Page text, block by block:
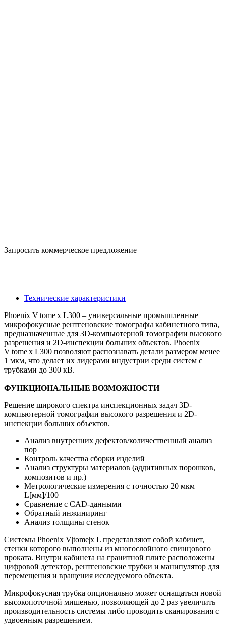
Запросить коммерческое предложение
Технические характеристики
Phoenix V|tome|x L300 – универсальные промышленные
микрофокусные рентгеновские томографы кабинетного типа,
предназначенные для 3D-компьютерной томографии высокого
разрешения и 2D-инспекции больших объектов. Phoenix
V|tome|x L300 позволяют распознавать детали размером менее
1 мкм, что делает их лидерами индустрии среди систем с
трубками до 300 кВ.
ФУНКЦИОНАЛЬНЫЕ ВОЗМОЖНОСТИ
Решение широкого спектра инспекционных задач 3D-
компьютерной томографии высокого разрешения и 2D-
инспекции больших объектов.
Анализ внутренних дефектов/количественный анализ
пор
Контроль качества сборки изделий
Анализ структуры материалов (аддитивных порошков,
композитов и пр.)
Метрологические измерения с точностью 20 мкм +
L[мм]/100
Сравнение с CAD-данными
Обратный инжиниринг
Анализ толщины стенок
Системы Phoenix V|tome|x L представляют собой кабинет,
стенки которого выполнены из многослойного свинцового
проката. Внутри кабинета на гранитной плите расположены
цифровой детектор, рентгеновские трубки и манипулятор для
перемещения и вращения исследуемого объекта.
Микрофокусная трубка опционально может оснащаться новой
высокопоточной мишенью, позволяющей до 2 раз увеличить
производительность системы либо проводить сканирования с
удвоенным разрешением.